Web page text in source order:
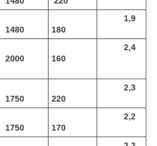
1480 180
1,9
2000 160
2,4
1750 220
2,3
1750 170
2,2